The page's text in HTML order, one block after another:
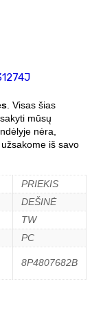
. Visas šias
mūsų
nėra,
iš savo
PRIEKIS
DEŠINĖ
TW
PC
8P4807682B